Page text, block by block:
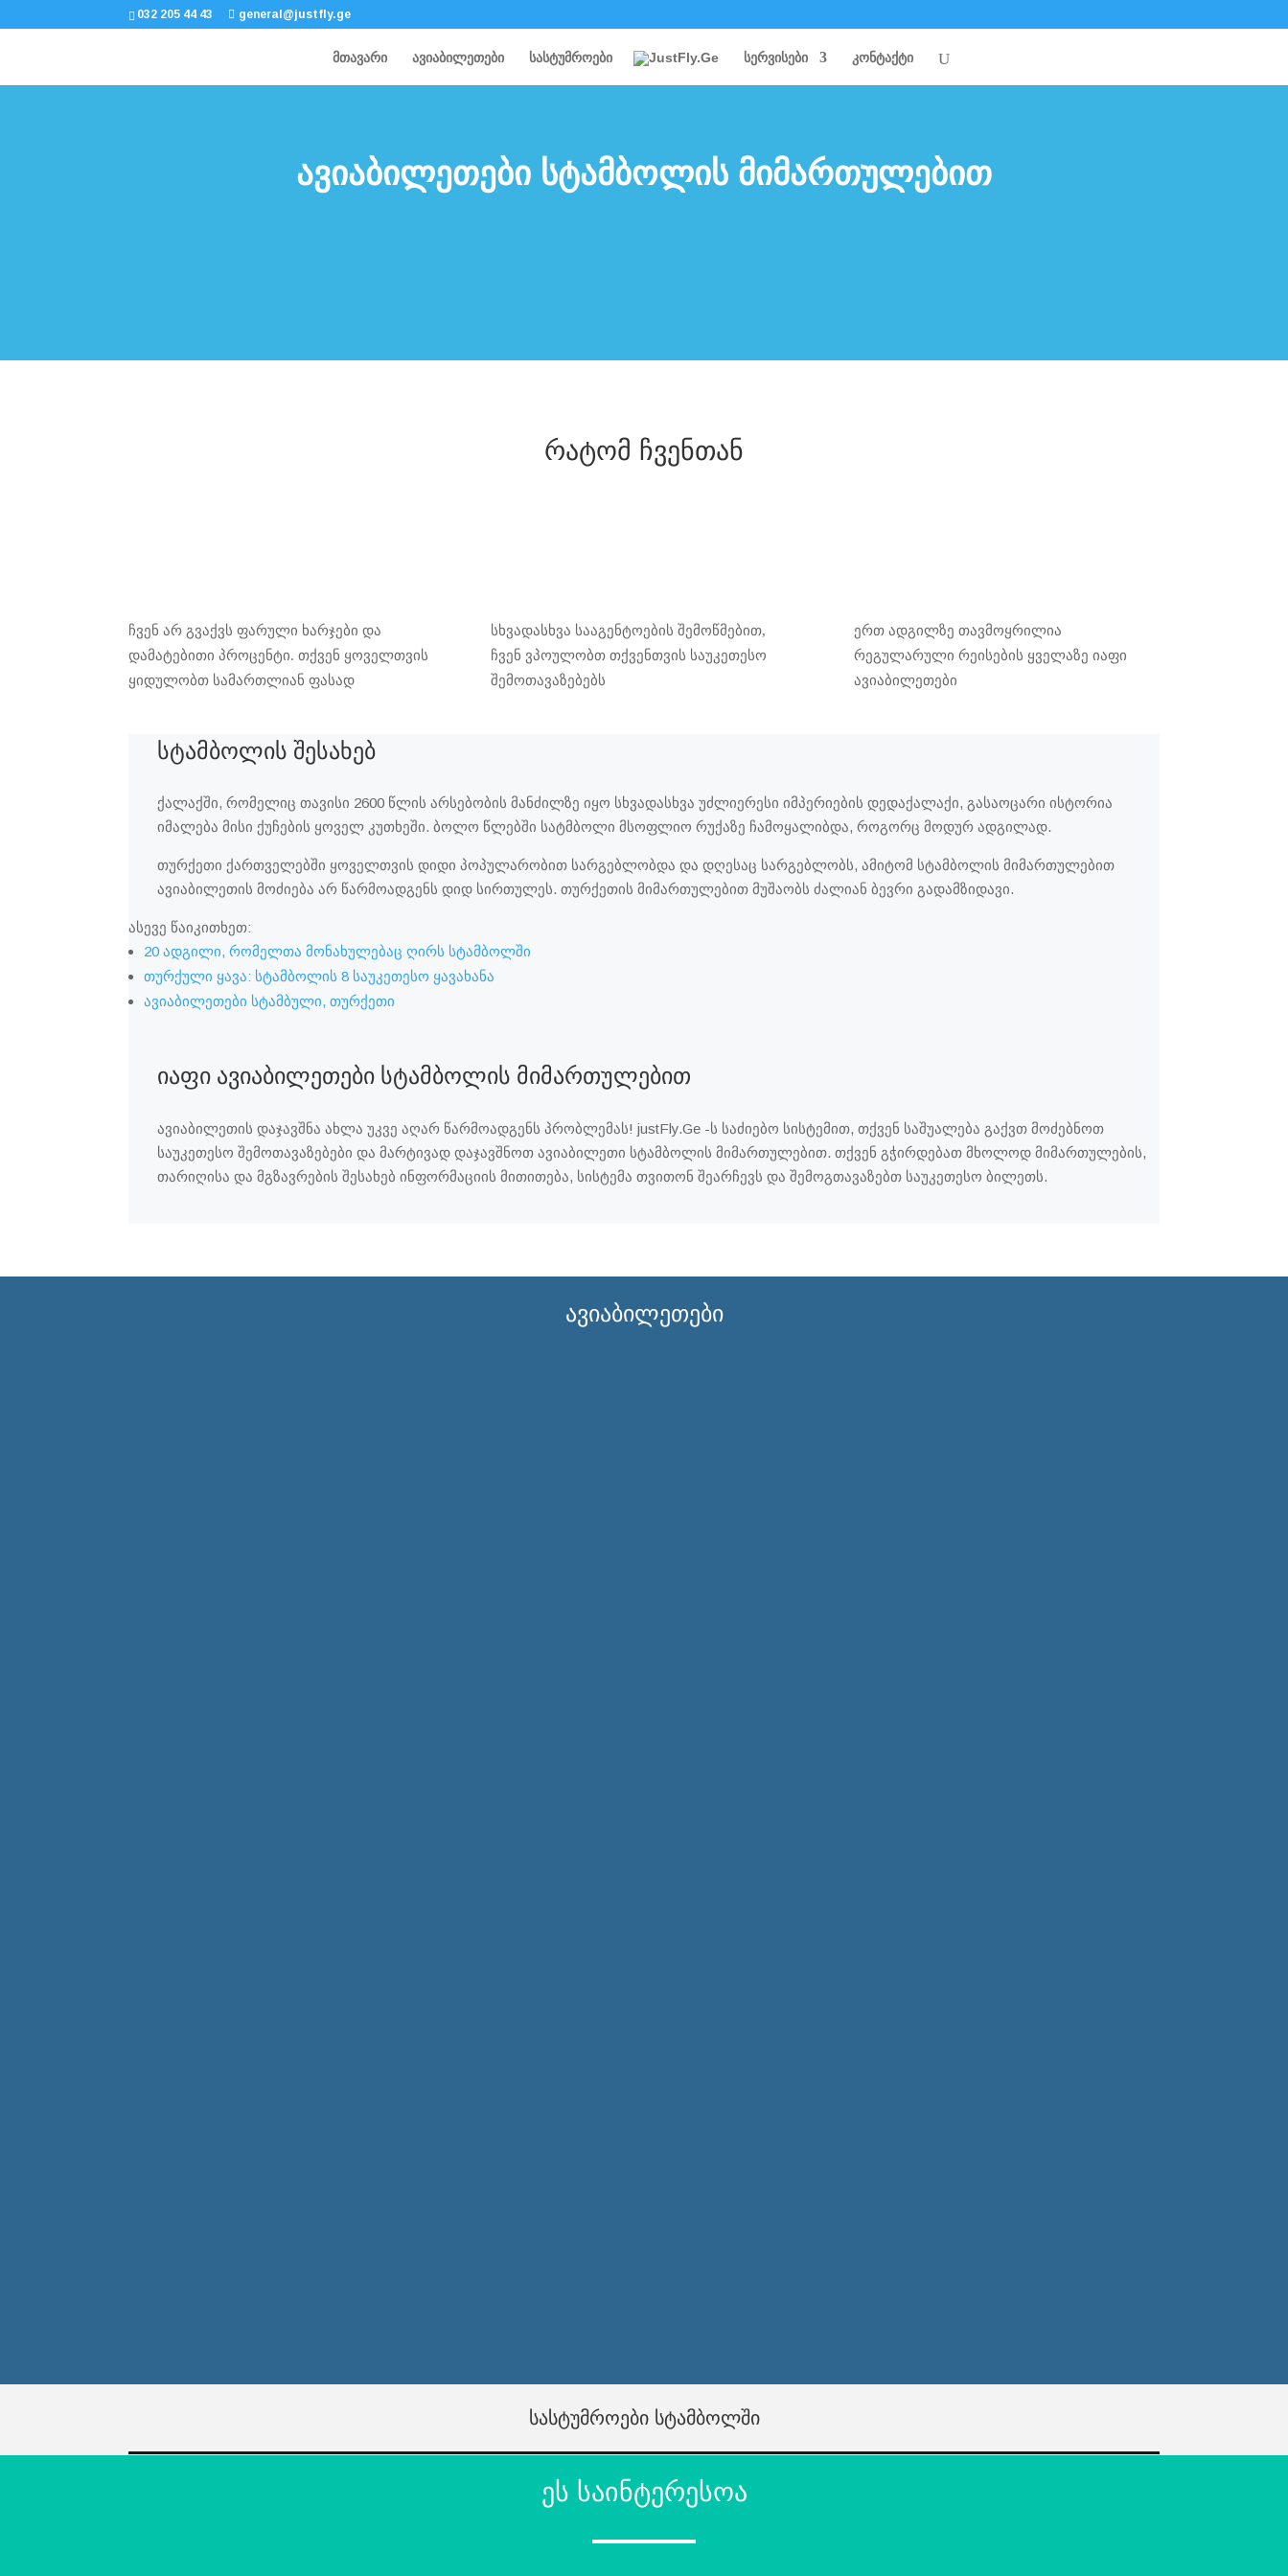
032 205 44 43 general@justfly.ge
მთავარი ავიაბილეთები სასტუმროები სერვისები კონტაქტი
ავიაბილეთები სტამბოლის მიმართულებით
რატომ ჩვენთან
ჩვენ არ გვაქვს ფარული ხარჯები და
დამატებითი პროცენტი. თქვენ ყოველთვის
ყიდულობთ სამართლიან ფასად
სხვადასხვა სააგენტოების შემოწმებით,
ჩვენ ვპოულობთ თქვენთვის საუკეთესო
შემოთავაზებებს
ერთ ადგილზე თავმოყრილია
რეგულარული რეისების ყველაზე იაფი
ავიაბილეთები
სტამბოლის შესახებ
ქალაქში, რომელიც თავისი 2600 წლის არსებობის მანძილზე იყო სხვადასხვა უძლიერესი იმპერიების დედაქალაქი, გასაოცარი ისტორია
იმალება მისი ქუჩების ყოველ კუთხეში. ბოლო წლებში სატმბოლი მსოფლიო რუქაზე ჩამოყალიბდა, როგორც მოდურ ადგილად.
თურქეთი ქართველებში ყოველთვის დიდი პოპულარობით სარგებლობდა და დღესაც სარგებლობს, ამიტომ სტამბოლის მიმართულებით
ავიაბილეთის მოძიება არ წარმოადგენს დიდ სირთულეს. თურქეთის მიმართულებით მუშაობს ძალიან ბევრი გადამზიდავი.
ასევე წაიკითხეთ:
20 ადგილი, რომელთა მონახულებაც ღირს სტამბოლში
თურქული ყავა: სტამბოლის 8 საუკეთესო ყავახანა
ავიაბილეთები სტამბული, თურქეთი
იაფი ავიაბილეთები სტამბოლის მიმართულებით
ავიაბილეთის დაჯავშნა ახლა უკვე აღარ წარმოადგენს პრობლემას! justFly.Ge -ს საძიებო სისტემით, თქვენ საშუალება გაქვთ მოძებნოთ
საუკეთესო შემოთავაზებები და მარტივად დაჯავშნოთ ავიაბილეთი სტამბოლის მიმართულებით. თქვენ გჭირდებათ მხოლოდ მიმართულების,
თარიღისა და მგზავრების შესახებ ინფორმაციის მითითება, სისტემა თვითონ შეარჩევს და შემოგთავაზებთ საუკეთესო ბილეთს.
ავიაბილეთები
სასტუმროები სტამბოლში
ეს საინტერესოა